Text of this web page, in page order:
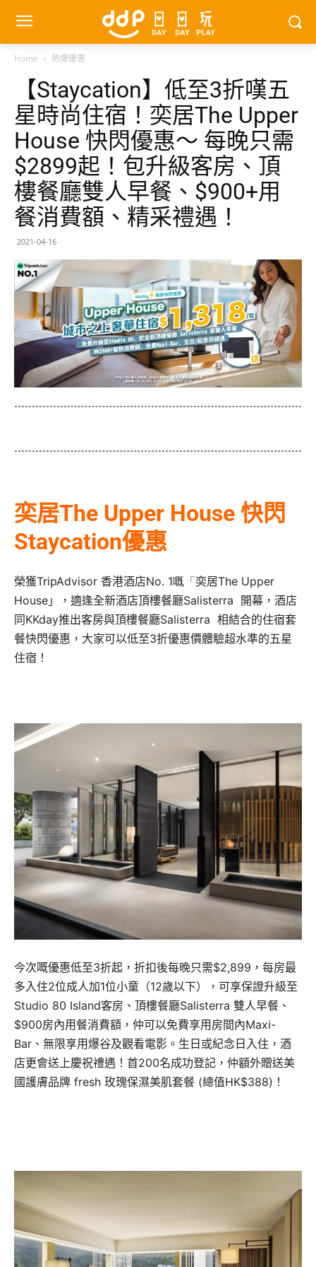
Home 熱爆優惠
【Staycation】低至3折嘆五
星時尚住宿！奕居The Upper
House 快閃優惠～ 每晚只需
$2899起！包升級客房、頂
樓餐廳雙人早餐、$900+用
餐消費額、精采禮遇！
2021-04-16
奕居The Upper House 快閃
Staycation優惠
榮獲TripAdvisor 香港酒店No. 1嘅「奕居The Upper
House」， 適逢全新酒店頂樓餐廳Salisterra 開幕，酒店
同KKday推出客房與頂樓餐廳Salisterra 相結合的住宿套
餐快閃優惠，大家可以低至3折優惠價體驗超水準的五星
住宿！
今次嘅優惠低至3折起，折扣後每晚只需$2,899，每房最
多入住2位成人加1位小童（12歲以下），可享保證升級至
Studio 80 Island客房、頂樓餐廳Salisterra 雙人早餐、
$900房內用餐消費額，仲可以免費享用房間內Maxi-
Bar、無限享用爆谷及觀看電影。生日或紀念日入住，酒
店更會送上慶祝禮遇！首200名成功登記，仲額外贈送美
國護膚品牌 fresh 玫瑰保濕美肌套餐 (總值HK$388)！